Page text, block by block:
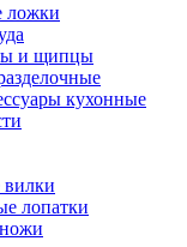
ложки
и щипцы
кухонные
лопатки